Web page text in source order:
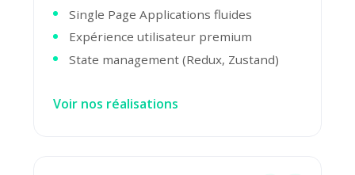
Single Page Applications fluides
Expérience utilisateur premium
State management (Redux, Zustand)
Voir nos réalisations